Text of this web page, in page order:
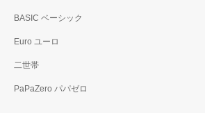
BASIC ベーシック
Euro ユーロ
二世帯
PaPaZero パパゼロ